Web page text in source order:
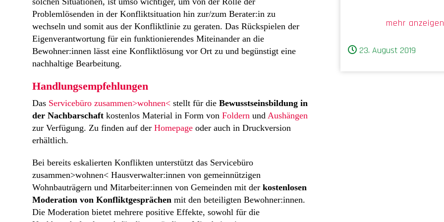
Problemlösenden in der Konfliktsituation hin zur/zum Berater:in zu
wechseln und somit aus der Konfliktlinie zu geraten. Das Rückspielen der
Eigenverantwortung für ein funktionierendes Miteinander an die
Bewohner:innen lässt eine Konfliktlösung vor Ort zu und begünstigt eine
nachhaltige Bearbeitung.
Handlungsempfehlungen
Das Servicebüro zusammen>wohnen< stellt für die Bewusstseinsbildung in
der Nachbarschaft kostenlos Material in Form von Foldern und Aushängen
zur Verfügung. Zu finden auf der Homepage oder auch in Druckversion
erhältlich.
Bei bereits eskalierten Konflikten unterstützt das Servicebüro
zusammen>wohnen< Hausverwalter:innen von gemeinnützigen
Wohnbauträgern und Mitarbeiter:innen von Gemeinden mit der kostenlosen
Moderation von Konfliktgesprächen mit den beteiligten Bewohner:innen.
Die Moderation bietet mehrere positive Effekte, sowohl für die
mehr anzeigen
23. August 2019